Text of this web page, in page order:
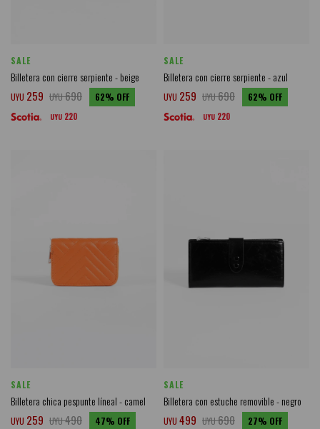
SALE
Billetera con cierre serpiente - beige
UYU 259 UYU690 62
UYU 220
SALE
Billetera con cierre serpiente - azul
UYU 259 UYU690 62
UYU 220
SALE
Billetera chica pespunte líneal - camel
UYU 259 UYU490 47
SALE
Billetera con estuche removible - negro
UYU 499 UYU690 27